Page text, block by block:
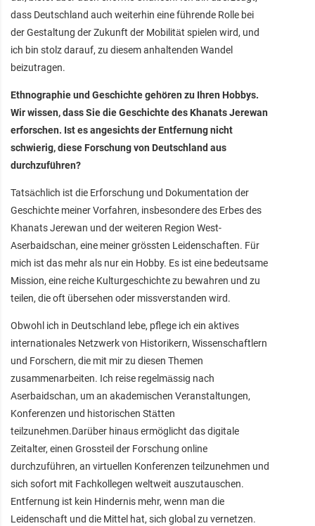
dass Deutschland auch weiterhin eine führende Rolle bei
der Gestaltung der Zukunft der Mobilität spielen wird, und
ich bin stolz darauf, zu diesem anhaltenden Wandel
beizutragen.
Ethnographie und Geschichte gehören zu Ihren Hobbys.
Wir wissen, dass Sie die Geschichte des Khanats Jerewan
erforschen. Ist es angesichts der Entfernung nicht
schwierig, diese Forschung von Deutschland aus
durchzuführen?
Tatsächlich ist die Erforschung und Dokumentation der
Geschichte meiner Vorfahren, insbesondere des Erbes des
Khanats Jerewan und der weiteren Region West-
Aserbaidschan, eine meiner grössten Leidenschaften. Für
mich ist das mehr als nur ein Hobby. Es ist eine bedeutsame
Mission, eine reiche Kulturgeschichte zu bewahren und zu
teilen, die oft übersehen oder missverstanden wird.
Obwohl ich in Deutschland lebe, pflege ich ein aktives
internationales Netzwerk von Historikern, Wissenschaftlern
und Forschern, die mit mir zu diesen Themen
zusammenarbeiten. Ich reise regelmässig nach
Aserbaidschan, um an akademischen Veranstaltungen,
Konferenzen und historischen Stätten
teilzunehmen.Darüber hinaus ermöglicht das digitale
Zeitalter, einen Grossteil der Forschung online
durchzuführen, an virtuellen Konferenzen teilzunehmen und
sich sofort mit Fachkollegen weltweit auszutauschen.
Entfernung ist kein Hindernis mehr, wenn man die
Leidenschaft und die Mittel hat, sich global zu vernetzen.